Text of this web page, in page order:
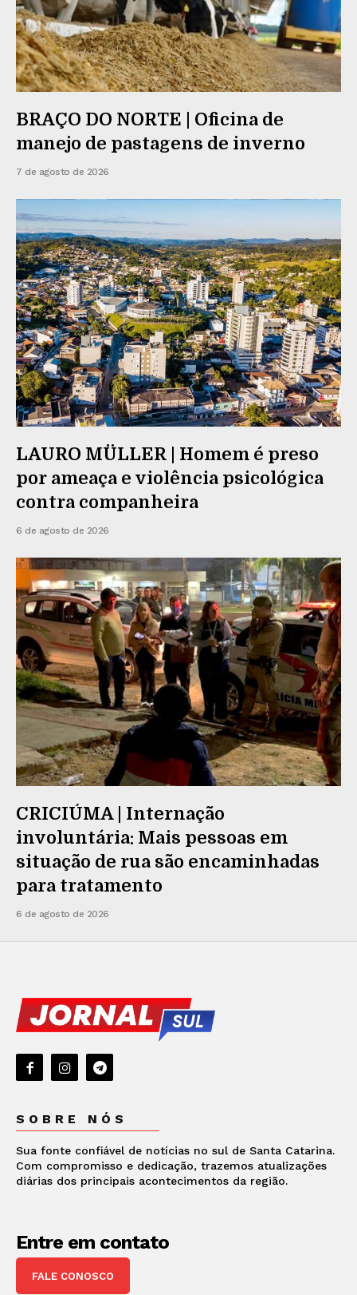
BRAÇO DO NORTE | Oficina de
manejo de pastagens de inverno
7 de agosto de 2026
LAURO MÜLLER | Homem é preso
por ameaça e violência psicológica
contra companheira
6 de agosto de 2026
CRICIÚMA | Internação
involuntária: Mais pessoas em
situação de rua são encaminhadas
para tratamento
6 de agosto de 2026
SOBRE NÓS
Sua fonte confiável de notícias no sul de Santa Catarina.
Com compromisso e dedicação, trazemos atualizações
diárias dos principais acontecimentos da região.
Entre em contato
FALE CONOSCO